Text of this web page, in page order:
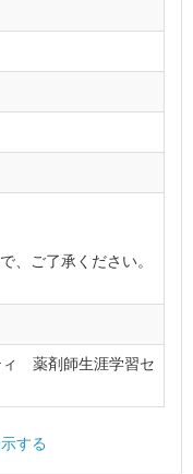
、ご了承ください。
ィ 薬剤師生涯学習セ
する